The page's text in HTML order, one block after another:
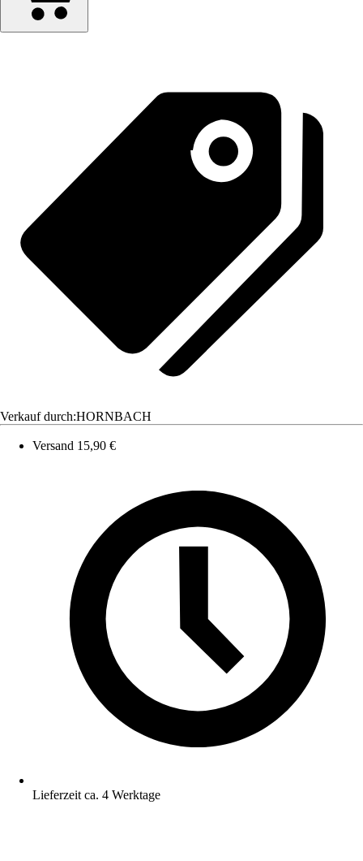
Verkauf durch:HORNBACH
Versand 15,90 €
Lieferzeit ca. 4 Werktage